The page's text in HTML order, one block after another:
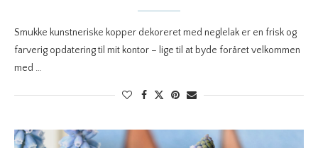
Smukke kunstneriske kopper dekoreret med neglelak er en frisk og
farverig opdatering til mit kontor – lige til at byde foråret velkommen
med …